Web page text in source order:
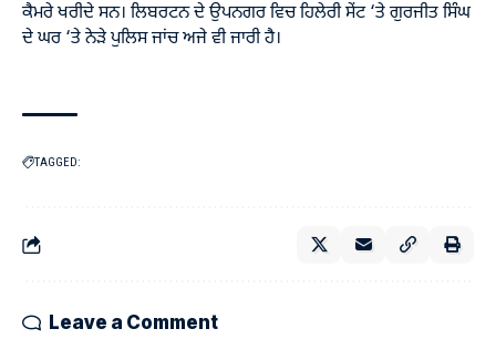
ਕੈਮਰੇ ਖਰੀਦੇ ਸਨ। ਲਿਬਰਟਨ ਦੇ ਉਪਨਗਰ ਵਿਚ ਹਿਲੇਰੀ ਸੇਂਟ ‘ਤੇ ਗੁਰਜੀਤ ਸਿੰਘ
ਦੇ ਘਰ ‘ਤੇ ਨੇੜੇ ਪੁਲਿਸ ਜਾਂਚ ਅਜੇ ਵੀ ਜਾਰੀ ਹੈ।
TAGGED:
Leave a Comment